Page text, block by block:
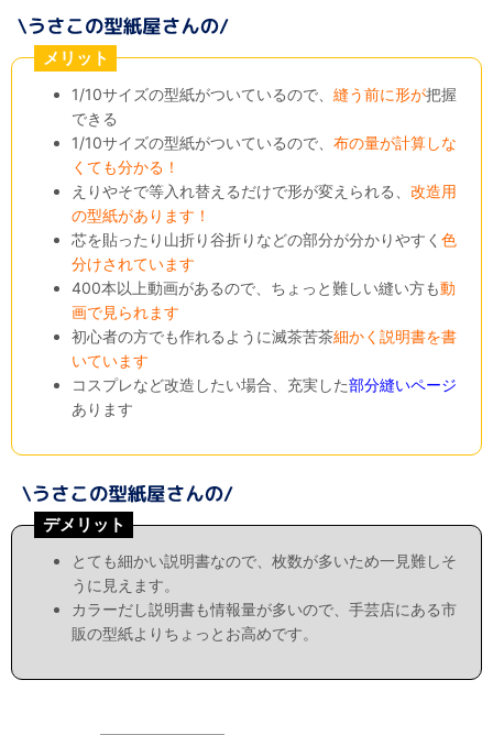
メリット
1/10サイズの型紙がついているので、縫う前に形が把握
できる
1/10サイズの型紙がついているので、布の量が計算しな
くても分かる！
えりやそで等入れ替えるだけで形が変えられる、改造用
の型紙があります！
芯を貼ったり山折り谷折りなどの部分が分かりやすく色
分けされています
400本以上動画があるので、ちょっと難しい縫い方も動
画で見られます
初心者の方でも作れるように滅茶苦茶細かく説明書を書
いています
コスプレなど改造したい場合、充実した部分縫いページ
あります
デメリット
とても細かい説明書なので、枚数が多いため一見難しそ
うに見えます。
カラーだし説明書も情報量が多いので、手芸店にある市
販の型紙よりちょっとお高めです。